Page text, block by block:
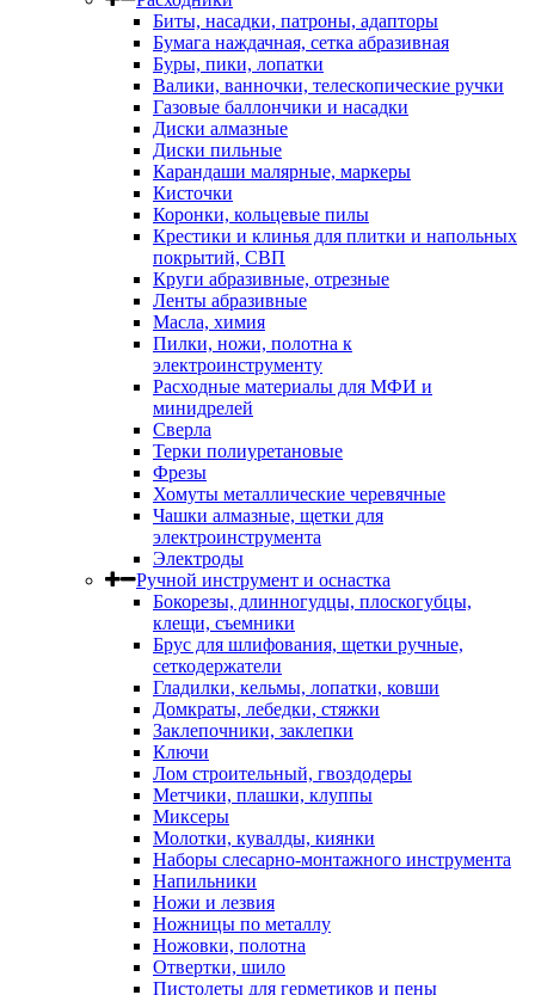
Биты, насадки, патроны, адапторы
Бумага наждачная, сетка абразивная
Буры, пики, лопатки
Валики, ванночки, телескопические ручки
Газовые баллончики и насадки
Диски алмазные
Диски пильные
Карандаши малярные, маркеры
Кисточки
Коронки, кольцевые пилы
Крестики и клинья для плитки и напольных
покрытий, СВП
Круги абразивные, отрезные
Ленты абразивные
Масла, химия
Пилки, ножи, полотна к
электроинструменту
Расходные материалы для МФИ и
минидрелей
Сверла
Терки полиуретановые
Фрезы
Хомуты металлические черевячные
Чашки алмазные, щетки для
электроинструмента
Электроды
Ручной инструмент и оснастка
Бокорезы, длинногудцы, плоскогубцы,
клещи, съемники
Брус для шлифования, щетки ручные,
сеткодержатели
Гладилки, кельмы, лопатки, ковши
Домкраты, лебедки, стяжки
Заклепочники, заклепки
Ключи
Лом строительный, гвоздодеры
Метчики, плашки, клуппы
Миксеры
Молотки, кувалды, киянки
Наборы слесарно-монтажного инструмента
Напильники
Ножи и лезвия
Ножницы по металлу
Ножовки, полотна
Отвертки, шило
Пистолеты для герметиков и пены